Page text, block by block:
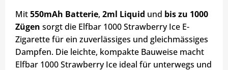
Mit550mAh Batterie, 2ml Liquid und bis zu 1000
Zügen sorgt die Elfbar 1000 Strawberry Ice E-
Zigarette für ein zuverlässiges und gleichmässiges
Dampfen. Die leichte, kompakte Bauweise macht
Elfbar 1000 Strawberry Ice ideal für unterwegs und